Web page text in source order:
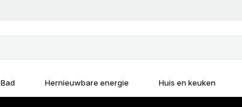
Bad Hernieuwbare energie Huis en keuken